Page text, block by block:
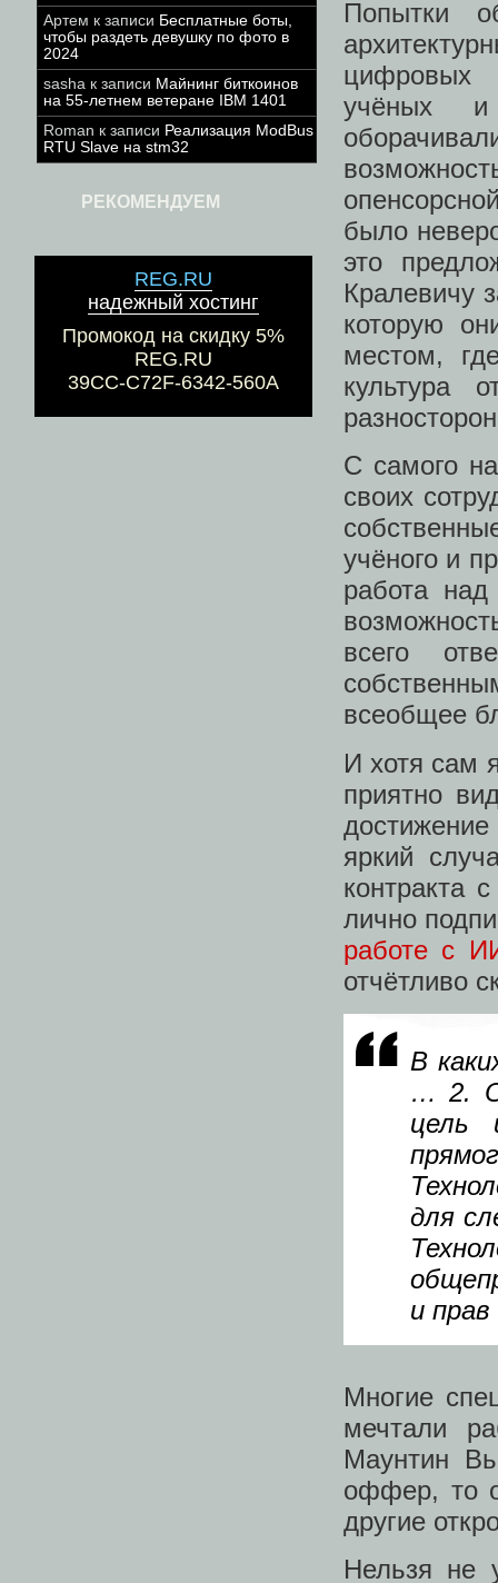
Артем к записи Бесплатные боты,
чтобы раздеть девушку по фото в
2024
sasha к записи Майнинг биткоинов
на 55-летнем ветеране IBM 1401
Roman к записи Реализация ModBus
RTU Slave на stm32
РЕКОМЕНДУЕМ
REG.RU
надежный хостинг
Промокод на скидку 5%
REG.RU
39CC-C72F-6342-560A
Попытки
цифровых
учёных и
было
это
Кралевичу
которую
местом,
культура
С самого
своих
учёного и
работа
всего
всеобщее
И хотя сам
приятно
яркий
контракта
лично
работе с
отчётливо
В
… 2.
цель
для
и прав
Многие
мечтали
Маунтин
оффер, то
другие
Нельзя не